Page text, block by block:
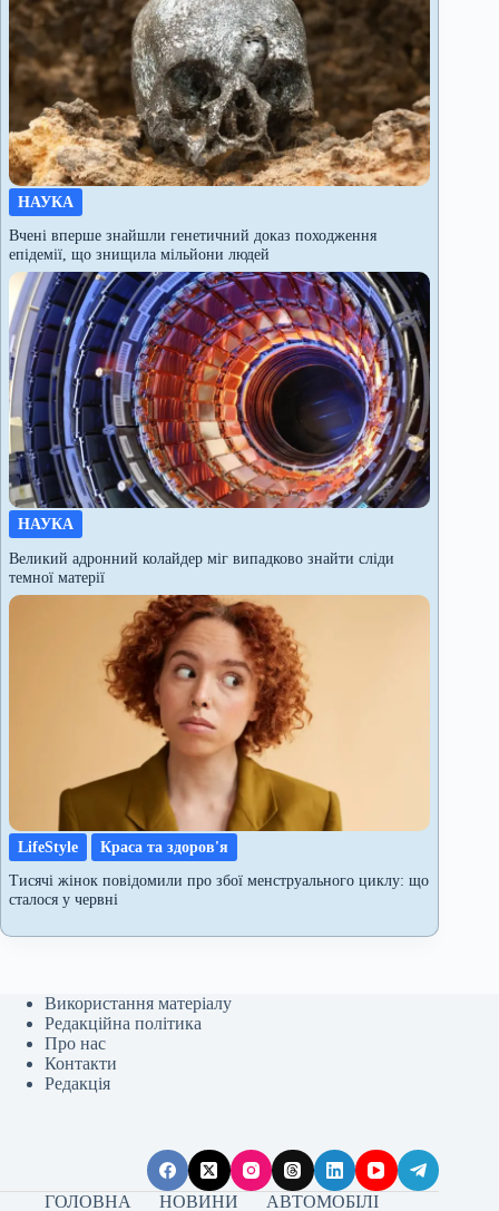
НАУКА
Вчені вперше знайшли генетичний доказ походження
епідемії, що знищила мільйони людей
НАУКА
Великий адронний колайдер міг випадково знайти сліди
темної матерії
LifeStyle
Краса та здоров'я
Тисячі жінок повідомили про збої менструального циклу: що
сталося у червні
Використання матеріалу
Редакційна політика
Про нас
Контакти
Редакція
ГОЛОВНА НОВИНИ АВТОМОБІЛІ